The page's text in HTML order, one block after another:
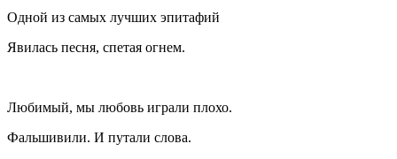
Одной из самых лучших эпитафий
Явилась песня, спетая огнем.
Любимый, мы любовь играли плохо.
Фальшивили. И путали слова.